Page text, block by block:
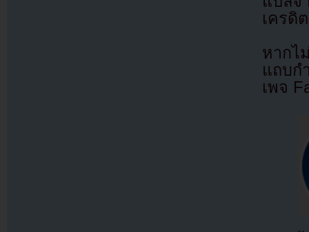
เครดิ
หากไ
แถบก
เพจ